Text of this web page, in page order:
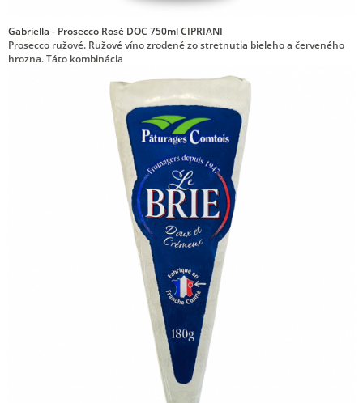
Gabriella - Prosecco Rosé DOC 750ml CIPRIANI
Prosecco ružové. Ružové víno zrodené zo stretnutia bieleho a červeného
hrozna. Táto kombinácia